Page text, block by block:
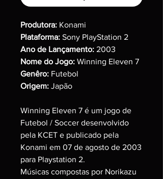
Produtora: Konami
Plataforma: Sony PlayStation 2
Ano de Lançamento: 2003
Nome do Jogo: Winning Eleven 7
Genêro: Futebol
Origem: Japão
Winning Eleven 7 é um jogo de
Futebol / Soccer desenvolvido
pela KCET e publicado pela
Konami em 07 de agosto de 2003
para Playstation 2.
Músicas compostas por Norikazu